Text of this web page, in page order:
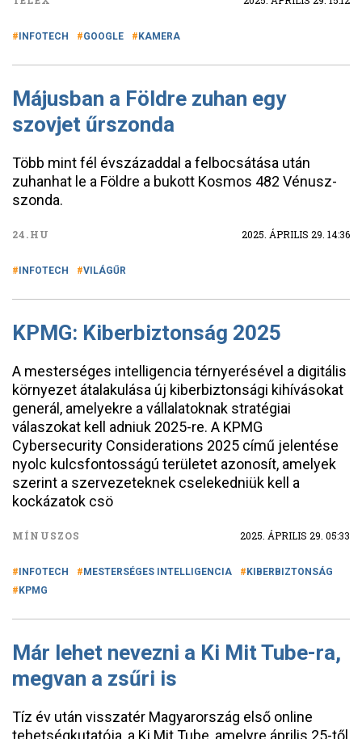
INFOTECH GOOGLE KAMERA
Májusban a Földre zuhan egy
szovjet űrszonda
Több mint fél évszázaddal a felbocsátása után
zuhanhat le a Földre a bukott Kosmos 482 Vénusz-
szonda.
24.HU 2025. ÁPRILIS 29. 14:36
INFOTECH VILÁGŰR
KPMG: Kiberbiztonság 2025
A mesterséges intelligencia térnyerésével a digitális
környezet átalakulása új kiberbiztonsági kihívásokat
generál, amelyekre a vállalatoknak stratégiai
válaszokat kell adniuk 2025-re. A KPMG
Cybersecurity Considerations 2025 című jelentése
nyolc kulcsfontosságú területet azonosít, amelyek
szerint a szervezeteknek cselekedniük kell a
kockázatok csö
MÍNUSZOS 2025. ÁPRILIS 29. 05:33
INFOTECH MESTERSÉGES INTELLIGENCIA
KIBERBIZTONSÁG
KPMG
Már lehet nevezni a Ki Mit Tube-ra,
megvan a zsűri is
Tíz év után visszatér Magyarország első online
tehetségkutatója, a Ki Mit Tube, amelyre április 25-től